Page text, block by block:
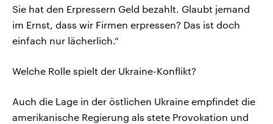
Sie hat den Erpressern Geld bezahlt. Glaubt jemand
im Ernst, dass wir Firmen erpressen? Das ist doch
einfach nur lächerlich.“
Welche Rolle spielt der Ukraine-Konflikt?
Auch die Lage in der östlichen Ukraine empfindet die
amerikanische Regierung als stete Provokation und